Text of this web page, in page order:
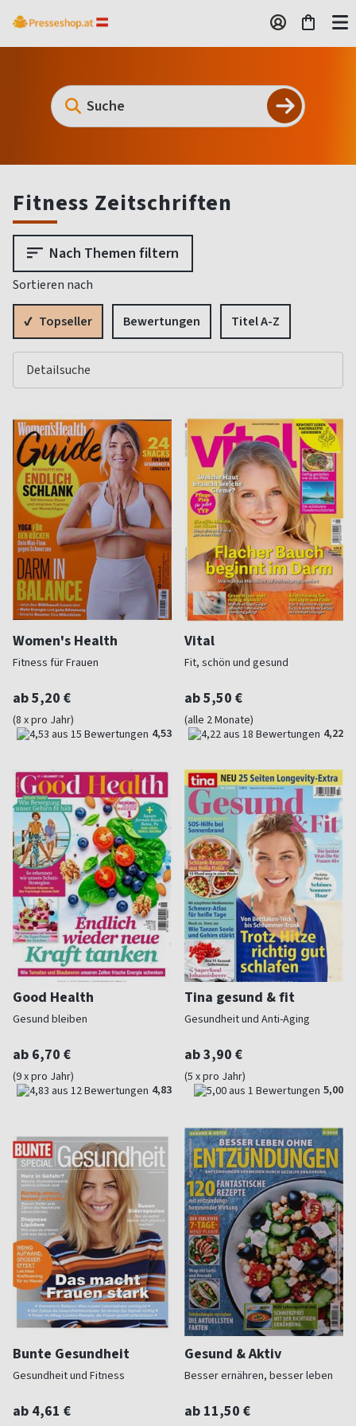
Fitness Zeitschriften
Nach Themen filtern
Sortieren nach
Topseller Bewertungen Titel A-Z
Women's Health
Fitness für Frauen
ab 5,20 €
(8 x pro Jahr)
4,53
Vital
Fit, schön und gesund
ab 5,50 €
(alle 2 Monate)
4,22
Good Health
Gesund bleiben
ab 6,70 €
(9 x pro Jahr)
4,83
Tina gesund & fit
Gesundheit und Anti-Aging
ab 3,90 €
(5 x pro Jahr)
5,00
Bunte Gesundheit
Gesundheit und Fitness
ab 4,61 €
Gesund & Aktiv
Besser ernähren, besser leben
ab 11,50 €